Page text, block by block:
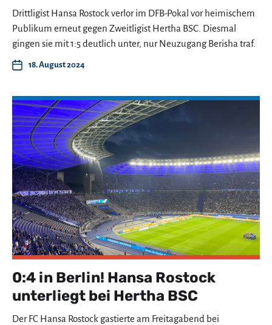
Drittligist Hansa Rostock verlor im DFB-Pokal vor heimischem
Publikum erneut gegen Zweitligist Hertha BSC. Diesmal
gingen sie mit 1:5 deutlich unter, nur Neuzugang Berisha traf.
18. August 2024
0:4 in Berlin! Hansa Rostock
unterliegt bei Hertha BSC
Der FC Hansa Rostock gastierte am Freitagabend bei